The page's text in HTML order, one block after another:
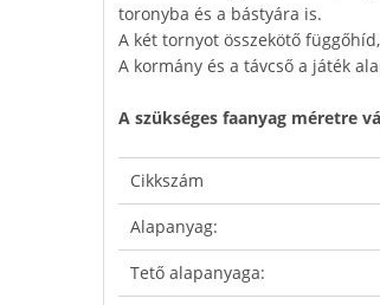
toronyba és a bástyára is.
A két tornyot összekötő
A kormány és a távcső a játék
A szükséges faanyag méretre
Cikkszám
Alapanyag:
Tető alapanyaga: